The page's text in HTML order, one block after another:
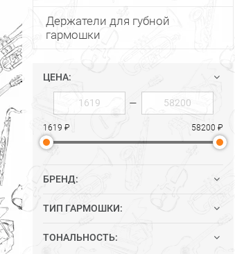
Держатели для губной
гармошки
ЦЕНА:
—
1619 ₽ 58200 ₽
БРЕНД:
ТИП ГАРМОШКИ:
ТОНАЛЬНОСТЬ: